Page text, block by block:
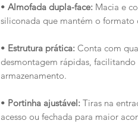
• Almofada dupla-face: Macia e
siliconada que mantém o formato
• Estrutura prática: Conta com
desmontagem rápidas,
armazenamento.
• Portinha ajustável: Tiras na
acesso ou fechada para maior